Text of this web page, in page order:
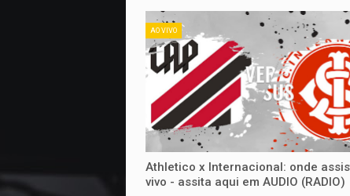
AO VIVO
Athletico x Internacional: onde
vivo - assita aqui em AUDIO (RADIO)